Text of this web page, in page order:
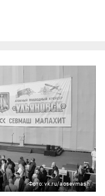
Фото: vk.ru/aosevmash